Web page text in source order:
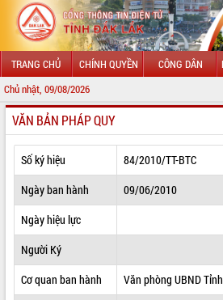
TRANG CHỦ CHÍNH QUYỀN CÔNG DÂN
Chủ nhật, 09/08/2026
GIỚI THIỆU
LÃNH ĐẠO UBND TỈNH
TIN TỨC SỰ KIỆN
SỞ, BAN, NGÀNH
UBND CÁC XÃ, PHƯỜNG
THÔNG TIN CHỈ ĐẠO ĐIỀU HÀNH
VĂN BẢN PHÁP QUY
Số ký hiệu
84/2010/TT-BTC
Ngày ban hành
09/06/2010
Ngày hiệu lực
Người Ký
Cơ quan ban hành
Văn phòng UBND Tỉnh